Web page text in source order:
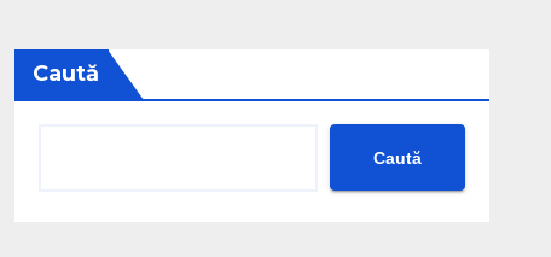
Caută
Caută